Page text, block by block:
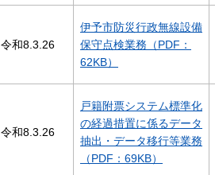
令和8.3.26
伊予市防災行政無線設備
保守点検業務（PDF：
62KB）
令和8.3.26
戸籍附票システム標準化
の経過措置に係るデータ
抽出・データ移行等業務
（PDF：69KB）